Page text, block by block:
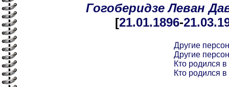
Гогоберидзе Леван
[21.01.1896-21.03
Другие
Другие
Кто родился
Кто родился в